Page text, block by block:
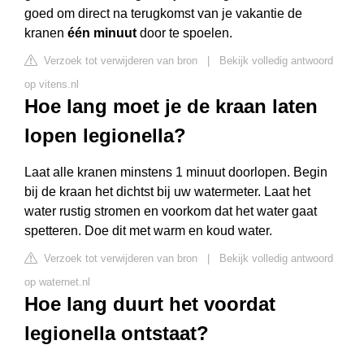
goed om direct na terugkomst van je vakantie de
kranen één minuut door te spoelen.
Verzoek tot verwijderen van bron
Bekijk volledig antwoord
op vitens.nl
Hoe lang moet je de kraan laten
lopen legionella?
Laat alle kranen minstens 1 minuut doorlopen. Begin
bij de kraan het dichtst bij uw watermeter. Laat het
water rustig stromen en voorkom dat het water gaat
spetteren. Doe dit met warm en koud water.
Verzoek tot verwijderen van bron
Bekijk volledig antwoord
op waternet.nl
Hoe lang duurt het voordat
legionella ontstaat?